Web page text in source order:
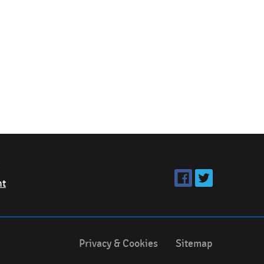
Privacy & Cookies Sitemap